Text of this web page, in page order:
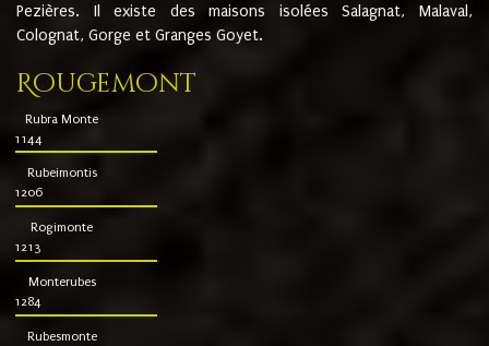
Pezières. Il existe des maisons isolées Salagnat, Malaval,
Colognat, Gorge et Granges Goyet.
Rougemont
Rubra Monte
1144
Rubeimontis
1206
Rogimonte
1213
Monterubes
1284
Rubesmonte